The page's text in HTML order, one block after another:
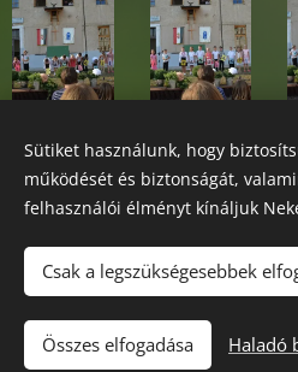
Webnode
Sütiket használunk, hogy
működését és biztonságát,
felhasználói élményt kínáljuk
Csak a legszükségesebbek
Összes elfogadása Haladó